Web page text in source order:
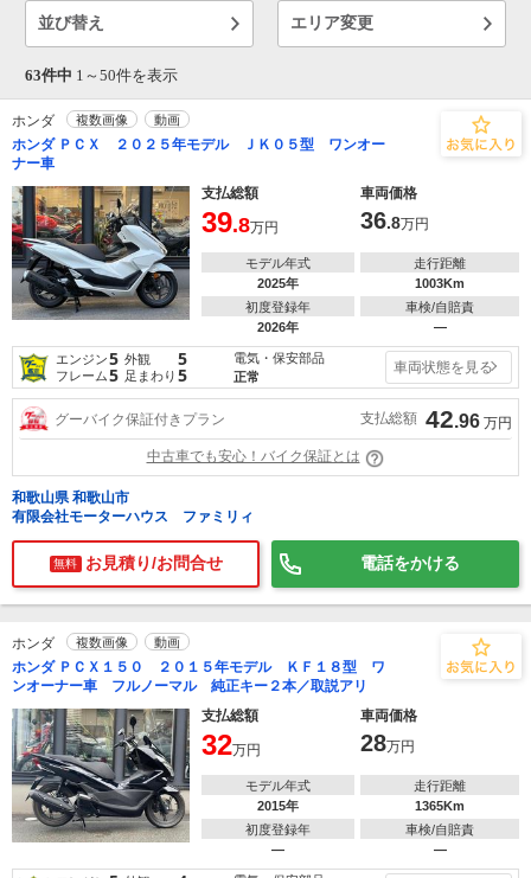
並び替え エリア変更
63件中 1～ 50件を表示
ホンダ 複数画像 動画
ホンダ ＰＣＸ ２０２５年モデル ＪＫ０５型 ワンオー
ナー車
支払総額
車両価格
39.8万円 36.8万円
モデル年式
2025年
走行距離
1003Km
初度登録年
2026年
車検/自賠責
―
エンジン5 外観 5
フレーム5 足まわり 5
電気・保安部品
正常
車両状態を見る
グーバイク保証付きプラン 支払総額 42.96 万円
中古車でも安心！バイク保証とは
和歌山県 和歌山市
有限会社モーターハウス ファミリィ
無料 お見積り/お問合せ 電話をかける
ホンダ 複数画像 動画
ホンダ ＰＣＸ１５０ ２０１５年モデル ＫＦ１８型 ワ
ンオーナー車 フルノーマル 純正キー２本／取説アリ
支払総額
車両価格
32万円 28万円
モデル年式
2015年
走行距離
1365Km
初度登録年
―
車検/自賠責
―